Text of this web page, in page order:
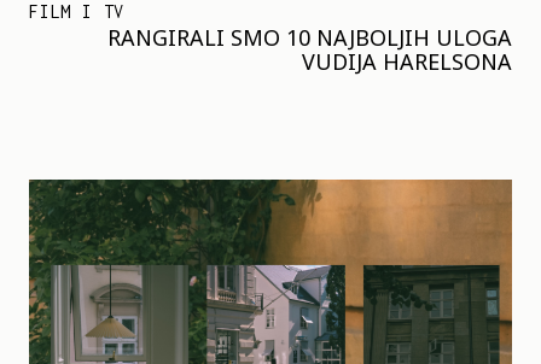
FILM I TV
RANGIRALI SMO 10 NAJBOLJIH ULOGA
VUDIJA HARELSONA